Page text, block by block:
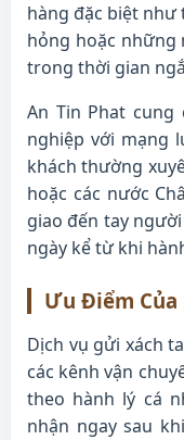
hàng đặc biệt
hỏng hoặc những
trong thời gian
An Tin Phat cung
nghiệp với mạng
khách thường
hoặc các nước
giao đến tay
ngày kể từ khi
Ưu Điểm Của
Dịch vụ gửi xách
các kênh vận
theo hành lý cá
nhận ngay sau